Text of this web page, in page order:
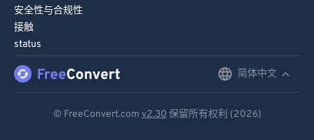
安全性与合规性
接触
status
简体中文
© FreeConvert.com v2.30 保留所有权利 (2026)